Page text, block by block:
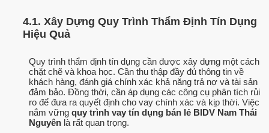
4.1. Xây Dựng Quy Trình Thẩm Định Tín Dụng
Hiệu Quả
Quy trình thẩm định tín dụng cần được xây dựng một cách
chặt chẽ và khoa học. Cần thu thập đầy đủ thông tin về
khách hàng, đánh giá chính xác khả năng trả nợ và tài sản
đảm bảo. Đồng thời, cần áp dụng các công cụ phân tích rủi
ro để đưa ra quyết định cho vay chính xác và kịp thời. Việc
nắm vững quy trình vay tín dụng bán lẻ BIDV Nam Thái
Nguyên là rất quan trọng.